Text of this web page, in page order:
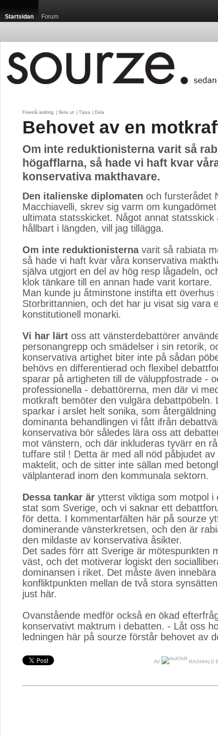
Startsidan Forum
Föreslå ändring Skriv ut Tipsa Dela
Behovet av en
Om inte reduktionisterna varit så
högafflarna, så hade vi haft kvar
konservativa makthavare.
Den italienske diplomaten och fursterådet
Macchiavelli, skrev sig varm om
ultimata statsskicket. Något annat statsskick
hållbart i längden, vill jag tillägga.
Om inte reduktionisternavarit så rabiata
så hade vi haft kvar våra konservativa
själva utgjort en del av hög resp lågadeln,
klok tänkare till en annan hade varit kortare.
Man kunde ju åtminstone instifta ett överhus
Storbrittannien, och det har ju visat sig vara
konstitutionell monarki.
Vi har lärt oss att vänsterdebattörer
personangrepp och smädelser i sin retorik,
konservativa artighet biter inte på sådan
behövs en differentierad och flexibel
sparar på artigheten till de väluppfostrade -
professionella - debattörerna, men där vi
motkraft bemöter den vulgära debattpöbeln.
sparkar i arslet helt sonika, som
dominanta behandlingen vi fått ifrån
konservativa bör således lära oss att
mot vänstern, och där inkluderas tyvärr en
tuffare stil ! Detta är med all nöd påbjudet av
maktelit, och de sitter inte sällan med
välplanterad inom den kommunala sektorn.
Dessa tankar är ytterst viktiga som motpol i
stat som Sverige, och vi saknar ett
för detta. I kommentarfälten här på sourze
dominerande vänsterkretsen, och den är
den mildaste av konservativa åsikter.
Det sades förr att Sverige är mötespunkten
väst, och det motiverar logiskt den
dominansen i riket. Det måste även
konfliktpunkten mellan de två stora
just här.
Ovanstående medför också en ökad
konservativt maktrum i debatten. - Låt oss
ledningen här på sourze förstår behovet av
AV RAGNHILD